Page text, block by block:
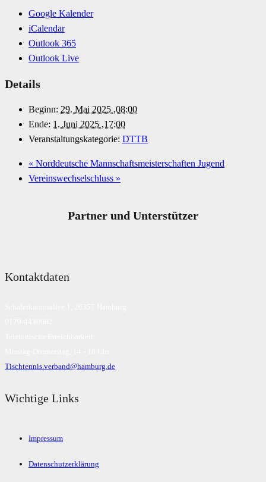
Google Kalender
iCalendar
Outlook 365
Outlook Live
Details
Beginn: 29. Mai 2025 ,08:00
Ende: 1. Juni 2025 ,17:00
Veranstaltungskategorie: DTTB
« Norddeutsche Mannschaftsmeisterschaften Jugend
Vereinswechselschluss »
Partner und Unterstützer
Kontaktdaten
Tischtennis.verband@hamburg.de
Wichtige Links
Impressum
Datenschutzerklärung